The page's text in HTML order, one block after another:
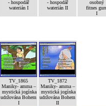
- hospodář
waterián I
- hospodář
waterián II
osobný
fitnes
I
TV_1865
Maniky- amma –
mystická jogínka
udržována Bohem
I
TV_1872
Maniky- amma –
mystická jogínka
udržována Bohem
II